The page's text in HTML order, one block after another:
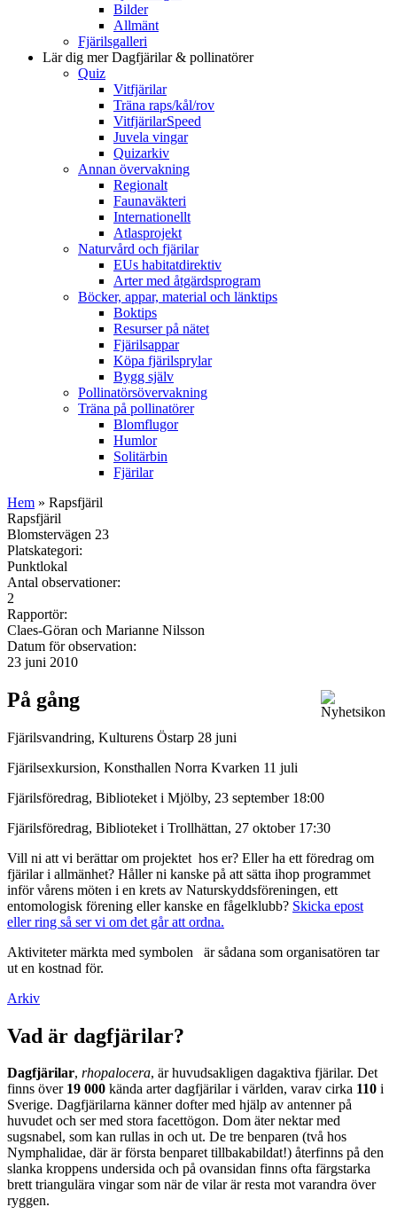
Bilder
Allmänt
Fjärilsgalleri
Lär dig merDagfjärilar & pollinatörer
Quiz
Vitfjärilar
Träna raps/kål/rov
VitfjärilarSpeed
Juvela vingar
Quizarkiv
Annan övervakning
Regionalt
Faunaväkteri
Internationellt
Atlasprojekt
Naturvård och fjärilar
EUs habitatdirektiv
Arter med åtgärdsprogram
Böcker, appar, material och länktips
Boktips
Resurser på nätet
Fjärilsappar
Köpa fjärilsprylar
Bygg själv
Pollinatörsövervakning
Träna på pollinatörer
Blomflugor
Humlor
Solitärbin
Fjärilar
Hem » Rapsfjäril
Rapsfjäril
Blomstervägen 23
Platskategori:
Punktlokal
Antal observationer:
2
Rapportör:
Claes-Göran och Marianne Nilsson
Datum för observation:
23 juni 2010
På gång
Fjärilsvandring, Kulturens Östarp 28 juni
Fjärilsexkursion, Konsthallen Norra Kvarken 11 juli
Fjärilsföredrag, Biblioteket i Mjölby, 23 september 18:00
Fjärilsföredrag, Biblioteket i Trollhättan, 27 oktober 17:30
Vill ni att vi berättar om projektet hos er? Eller ha ett föredrag om
fjärilar i allmänhet? Håller ni kanske på att sätta ihop programmet
inför vårens möten i en krets av Naturskyddsföreningen, ett
entomologisk förening eller kanske en fågelklubb? Skicka epost
eller ring så ser vi om det går att ordna.
Aktiviteter märkta med symbolen
är sådana som organisatören tar
ut en kostnad för.
Arkiv
Vad är dagfjärilar?
Dagfjärilar, rhopalocera, är huvudsakligen dagaktiva fjärilar. Det
finns över 19 000 kända arter dagfjärilar i världen, varav cirka 110 i
Sverige. Dagfjärilarna känner dofter med hjälp av antenner på
huvudet och ser med stora facettögon. Dom äter nektar med
sugsnabel, som kan rullas in och ut. De tre benparen (två hos
Nymphalidae, där är första benparet tillbakabildat!) återfinns på den
slanka kroppens undersida och på ovansidan finns ofta färgstarka
brett triangulära vingar som när de vilar är resta mot varandra över
ryggen.